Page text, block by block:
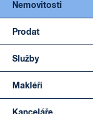
Nemovitosti
Prodat
Služby
Makléři